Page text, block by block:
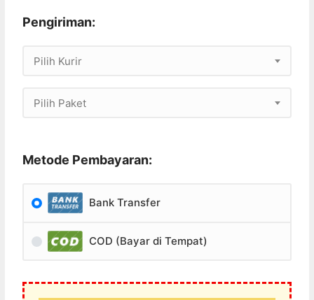
Pengiriman:
Pilih Kurir
Pilih Paket
Metode Pembayaran:
Bank Transfer
COD (Bayar di Tempat)